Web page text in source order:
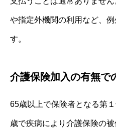
や指定外機関の利用など、
す。
介護保険加入の有無で
65歳以上で保険者となる第
歳で疾病により介護保険の